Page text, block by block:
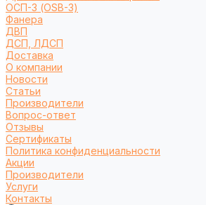
ОСП-3 (OSB-3)
Фанера
ДВП
ДСП, ЛДСП
Доставка
О компании
Новости
Статьи
Производители
Вопрос-ответ
Отзывы
Сертификаты
Политика конфиденциальности
Акции
Производители
Услуги
Контакты